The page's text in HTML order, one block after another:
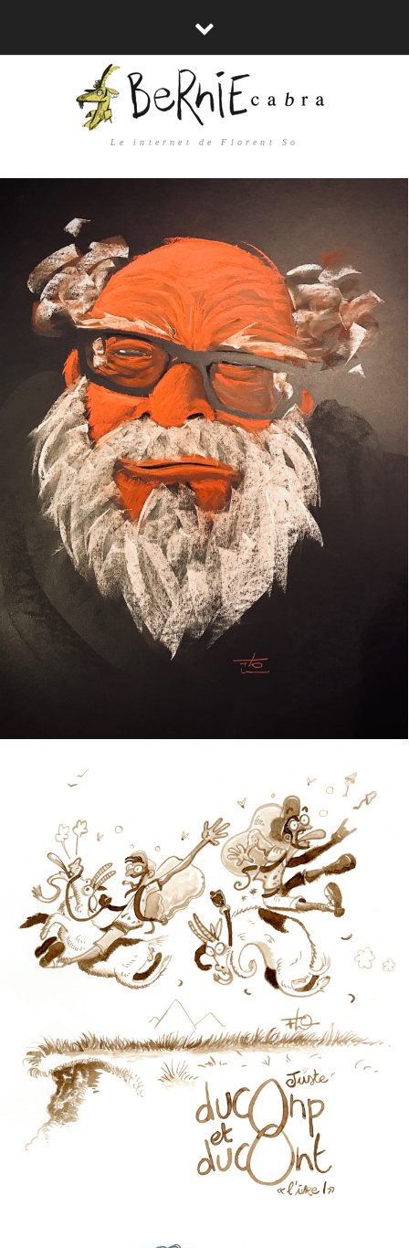
Le internet de Florent So
OLD TIMER
DUC & DUC